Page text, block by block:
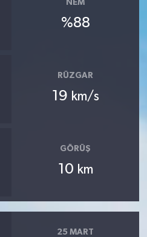
NEM
%88
RÜZGAR
19 km/s
GÖRÜŞ
10 km
25 MART